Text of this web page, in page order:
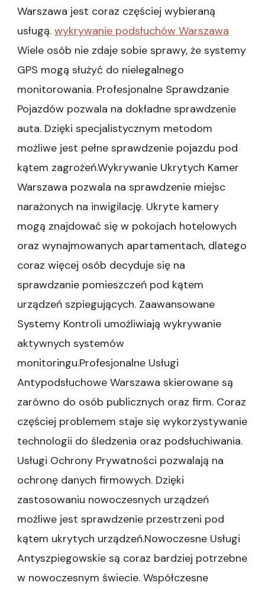
Warszawa jest coraz częściej wybieraną
usługą. wykrywanie podsłuchów Warszawa
Wiele osób nie zdaje sobie sprawy, że systemy
GPS mogą służyć do nielegalnego
monitorowania. Profesjonalne Sprawdzanie
Pojazdów pozwala na dokładne sprawdzenie
auta. Dzięki specjalistycznym metodom
możliwe jest pełne sprawdzenie pojazdu pod
kątem zagrożeń.Wykrywanie Ukrytych Kamer
Warszawa pozwala na sprawdzenie miejsc
narażonych na inwigilację. Ukryte kamery
mogą znajdować się w pokojach hotelowych
oraz wynajmowanych apartamentach, dlatego
coraz więcej osób decyduje się na
sprawdzanie pomieszczeń pod kątem
urządzeń szpiegujących. Zaawansowane
Systemy Kontroli umożliwiają wykrywanie
aktywnych systemów
monitoringu.Profesjonalne Usługi
Antypodsłuchowe Warszawa skierowane są
zarówno do osób publicznych oraz firm. Coraz
częściej problemem staje się wykorzystywanie
technologii do śledzenia oraz podsłuchiwania.
Usługi Ochrony Prywatności pozwalają na
ochronę danych firmowych. Dzięki
zastosowaniu nowoczesnych urządzeń
możliwe jest sprawdzenie przestrzeni pod
kątem ukrytych urządzeń.Nowoczesne Usługi
Antyszpiegowskie są coraz bardziej potrzebne
w nowoczesnym świecie. Współczesne